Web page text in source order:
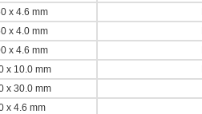
x 4.6 mm
x 4.0 mm
x 4.6 mm
x 10.0 mm
x 30.0 mm
x 4.6 mm